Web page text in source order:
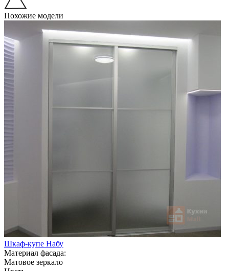
Похожие модели
Шкаф-купе Набу
Материал фасада:
Матовое зеркало